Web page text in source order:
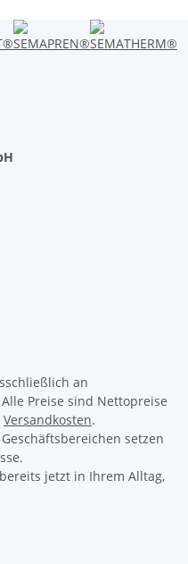
an
Preise sind Nettopreise
Versandkosten.
setzen
jetzt in Ihrem Alltag,